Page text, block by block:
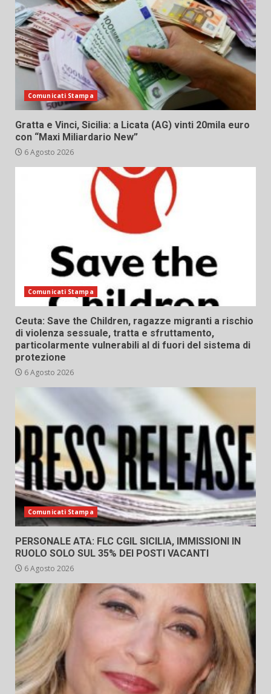
Comunicati Stampa
Gratta e Vinci, Sicilia: a Licata (AG) vinti 20mila euro
con “Maxi Miliardario New”
6 Agosto 2026
Comunicati Stampa
Ceuta: Save the Children, ragazze migranti a rischio
di violenza sessuale, tratta e sfruttamento,
particolarmente vulnerabili al di fuori del sistema di
protezione
6 Agosto 2026
Comunicati Stampa
PERSONALE ATA: FLC CGIL SICILIA, IMMISSIONI IN
RUOLO SOLO SUL 35% DEI POSTI VACANTI
6 Agosto 2026